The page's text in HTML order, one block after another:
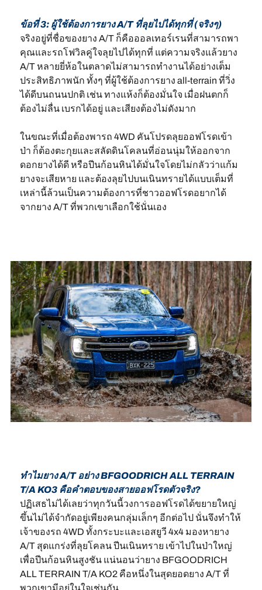
ข้อที่ 3: ผู้ใช้ต้องการยาง A/T ที่ลุยไปได้ทุกที่ (จริงๆ)
จริงอยู่ที่ชื่อของยาง A/T ก็คือออลเทอร์เรนที่สามารถพา
คุณและรถโฟวิลคู่ใจลุยไปได้ทุกที่ แต่ความจริงแล้วยาง
A/T หลายยี่ห้อในตลาดไม่สามารถทำงานได้อย่างเต็ม
ประสิทธิภาพนัก ทั้งๆ ที่ผู้ใช้ต้องการยาง all-terrain ที่วิ่ง
ได้ดีบนถนนปกติ เช่น ทางแห้งก็ต้องมั่นใจ เมื่อฝนตกก็
ต้องไม่ลื่น เบรกได้อยู่ และเสียงต้องไม่ดังมาก
ในขณะที่เมื่อต้องพารถ 4WD คันโปรดลุยออฟโรดเข้า
ป่า ก็ต้องตะกุยและสลัดดินโคลนที่อ่อนนุ่มให้ออกจาก
ดอกยางได้ดี หรือปีนก้อนหินได้มั่นใจโดยไม่กลัวว่าแก้ม
ยางจะเสียหาย และต้องลุยไปบนเนินทรายได้แบบเต็มที่
เหล่านี้ล้วนเป็นความต้องการที่ชาวออฟโรดอยากได้
จากยาง A/T ที่พวกเขาเลือกใช้นั่นเอง
ทำไมยาง A/T อย่าง BFGOODRICH ALL TERRAIN
T/A KO3 คือคำตอบของสายออฟโรดตัวจริง?
ปฏิเสธไม่ได้เลยว่าทุกวันนี้วงการออฟโรดได้ขยายใหญ่
ขึ้นไม่ได้จำกัดอยู่เพียงคนกลุ่มเล็กๆ อีกต่อไป นั่นจึงทำให้
เจ้าของรถ 4WD ทั้งกระบะและเอสยูวี 4x4 มองหายาง
A/T สุดแกร่งที่ลุยโคลน ปีนเนินทราย เข้าไปในป่าใหญ่
เพื่อปีนก้อนหินสูงชัน แน่นอนว่ายาง BFGOODRICH
ALL TERRAIN T/A KO2 คือหนึ่งในสุดยอดยาง A/T ที่
พวกเขามีอยู่ในใจเช่นกัน